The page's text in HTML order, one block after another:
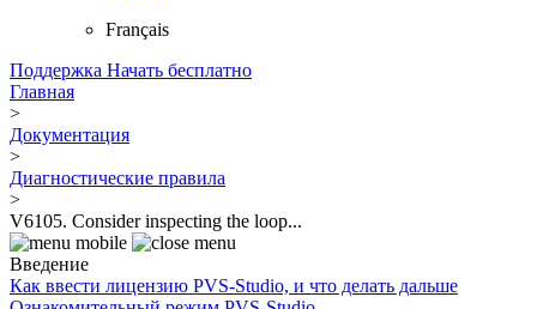
Français
Поддержка Начать бесплатно
Главная
>
Документация
>
Диагностические правила
>
V6105. Consider inspecting the loop...
Введение
Как ввести лицензию PVS-Studio, и что делать дальше